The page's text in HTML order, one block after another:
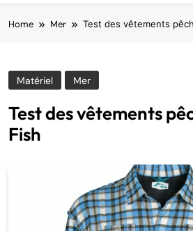
Home Mer Test des vêtements
Matériel Mer
Test des vêtements
Fish